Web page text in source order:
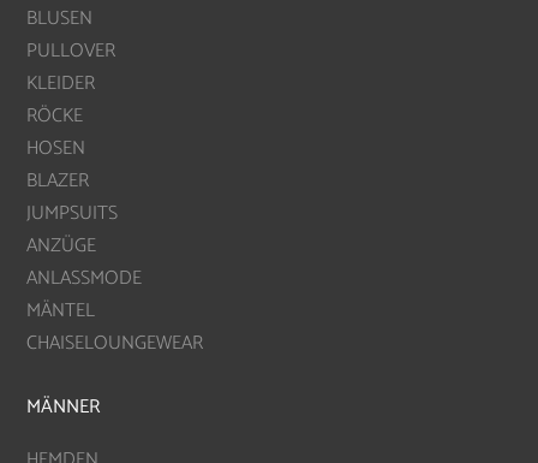
BLUSEN
PULLOVER
KLEIDER
RÖCKE
HOSEN
BLAZER
JUMPSUITS
ANZÜGE
ANLASSMODE
MÄNTEL
CHAISELOUNGEWEAR
MÄNNER